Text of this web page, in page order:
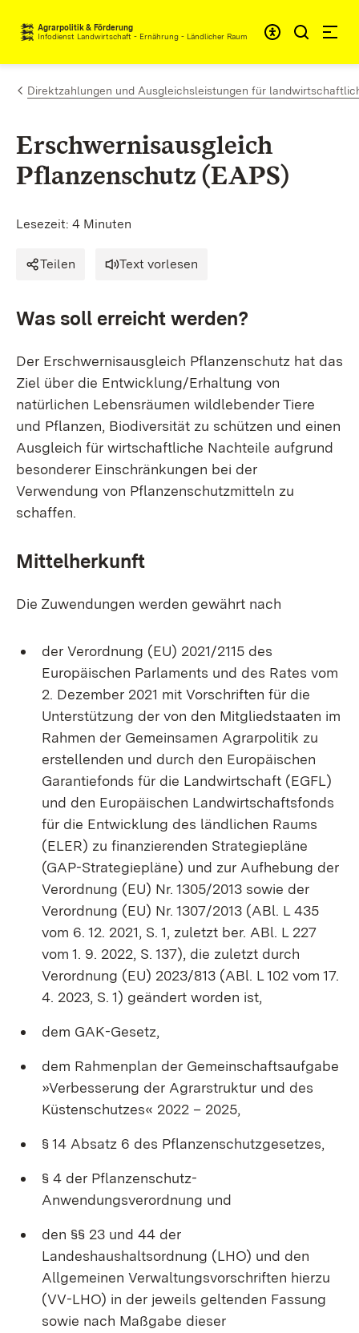
Zum Inhalt springen
Agrarpolitik & Förderung
Infodienst Landwirtschaft - Ernährung - Ländlicher Raum
Direktzahlungen und Ausgleichsleistungen für
Erschwernisausgleich
Pflanzenschutz (EAPS)
Lesezeit: 4 Minuten
Teilen Text vorlesen
Was soll erreicht werden?
Der Erschwernisausgleich Pflanzenschutz hat das
Ziel über die Entwicklung/Erhaltung von
natürlichen Lebensräumen wildlebender Tiere
und Pflanzen, Biodiversität zu schützen und einen
Ausgleich für wirtschaftliche Nachteile aufgrund
besonderer Einschränkungen bei der
Verwendung von Pflanzenschutzmitteln zu
schaffen.
Mittelherkunft
Die Zuwendungen werden gewährt nach
der Verordnung (EU) 2021/2115 des
Europäischen Parlaments und des Rates vom
2. Dezember 2021 mit Vorschriften für die
Unterstützung der von den Mitgliedstaaten im
Rahmen der Gemeinsamen Agrarpolitik zu
erstellenden und durch den Europäischen
Garantiefonds für die Landwirtschaft (EGFL)
und den Europäischen Landwirtschaftsfonds
für die Entwicklung des ländlichen Raums
(ELER) zu finanzierenden Strategiepläne
(GAP-Strategiepläne) und zur Aufhebung der
Verordnung (EU) Nr. 1305/2013 sowie der
Verordnung (EU) Nr. 1307/2013 (ABl. L 435
vom 6. 12. 2021, S. 1, zuletzt ber. ABl. L 227
vom 1. 9. 2022, S. 137), die zuletzt durch
Verordnung (EU) 2023/813 (ABl. L 102 vom 17.
4. 2023, S. 1) geändert worden ist,
dem GAK-Gesetz,
dem Rahmenplan der Gemeinschaftsaufgabe
»Verbesserung der Agrarstruktur und des
Küstenschutzes« 2022 – 2025,
§ 14 Absatz 6 des Pflanzenschutzgesetzes,
§ 4 der Pflanzenschutz-
Anwendungsverordnung und
den §§ 23 und 44 der
Landeshaushaltsordnung (LHO) und den
Allgemeinen Verwaltungsvorschriften hierzu
(VV-LHO) in der jeweils geltenden Fassung
sowie nach Maßgabe dieser